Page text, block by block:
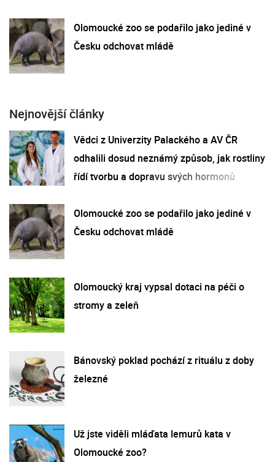
Olomoucké zoo se podařilo jako jediné v
Česku odchovat mládě
Nejnovější články
Vědci z Univerzity Palackého a AV ČR
odhalili dosud neznámý způsob, jak rostliny
řídí tvorbu a dopravu svých hormonů
Olomoucké zoo se podařilo jako jediné v
Česku odchovat mládě
Olomoucký kraj vypsal dotaci na péči o
stromy a zeleň
Bánovský poklad pochází z rituálu z doby
železné
Už jste viděli mláďata lemurů kata v
Olomoucké zoo?